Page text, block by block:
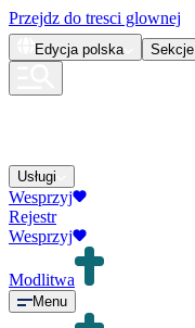
Przejdz do tresci glownej
Edycja polska Sekcje
Usługi
Wesprzyj
Rejestr
Wesprzyj
Modlitwa
Menu